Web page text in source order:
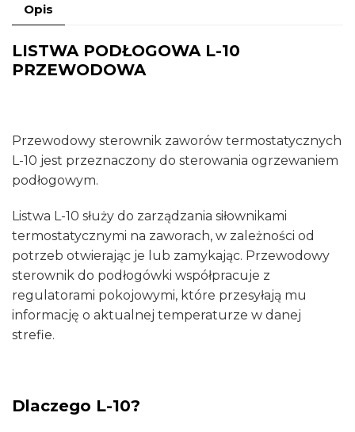
TECH
Opis
LISTWA PODŁOGOWA L-10
PRZEWODOWA
Przewodowy sterownik zaworów termostatycznych
L-10 jest przeznaczony do sterowania ogrzewaniem
podłogowym.
Listwa L-10 służy do zarządzania siłownikami
termostatycznymi na zaworach, w zależności od
potrzeb otwierając je lub zamykając. Przewodowy
sterownik do podłogówki współpracuje z
regulatorami pokojowymi, które przesyłają mu
informację o aktualnej temperaturze w danej
strefie.
Dlaczego L-10?